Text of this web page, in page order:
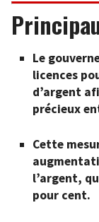
Le
licences
d’argent
précieux
Cette
l’argent,
pour cent.